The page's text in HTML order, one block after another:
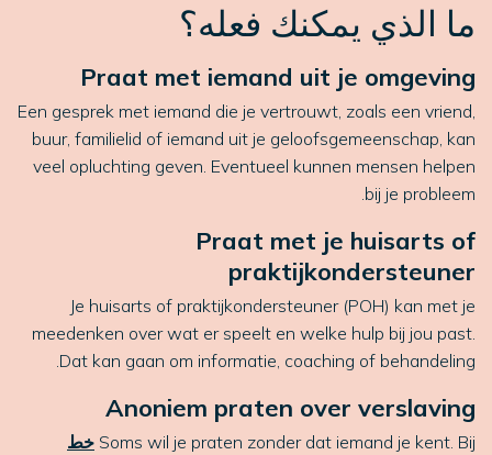
ما الذي يمكنك فعله؟
Praat met iemand uit je omgeving
Een gesprek met iemand die je vertrouwt, zoals een vriend,
buur, familielid of iemand uit je geloofsgemeenschap, kan
veel opluchting geven. Eventueel kunnen mensen helpen
bij je probleem.
Praat met je huisarts of
praktijkondersteuner
Je huisarts of praktijkondersteuner (POH) kan met je
meedenken over wat er speelt en welke hulp bij jou past.
Dat kan gaan om informatie, coaching of behandeling.
Anoniem praten over verslaving
Soms wil je praten zonder dat iemand je kent. Bij خط